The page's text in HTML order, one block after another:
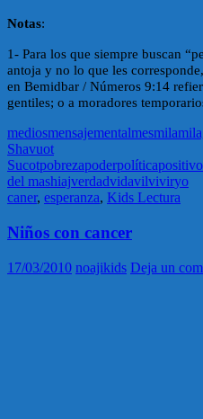
Notas:
1- Para los que siempre buscan
antoja y no lo que les
en Bemidbar / Números 9:14
gentiles; o a moradores
mediosmensajementalmesmila
Shavuot
Sucotpobrezapoderpolíticapositivo
del mashiajverdadvidavilviviryo
caner, esperanza, Kids Lectura
Niños con cancer
17/03/2010 noajikids Deja un